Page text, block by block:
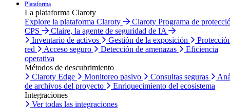
Plataforma
La plataforma Claroty
Explore la plataforma Claroty
Claroty Programa de
CPS
Claire, la agente de seguridad de IA
Inventario de activos
Gestión de la exposición
red
Acceso seguro Detección de amenazas
Eficiencia
operativa
Métodos de descubrimiento
Claroty Edge
Monitoreo pasivo Consultas seguras
de archivos del proyecto
Enriquecimiento del ecosistema
Integraciones
Ver todas las integraciones